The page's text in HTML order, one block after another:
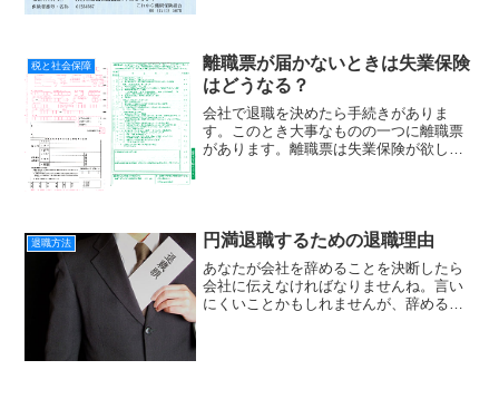
税と社会保障
離職票が届かないときは失業保険
はどうなる？
会社で退職を決めたら手続きがありま
す。このとき大事なものの一つに離職票
があります。離職票は失業保険が欲しい
退職方法 円満退職するための退職理由
あなたが会社を辞めることを決断したら
会社に伝えなければなりませんね。言い
にくいことかもしれませんが、辞めるか